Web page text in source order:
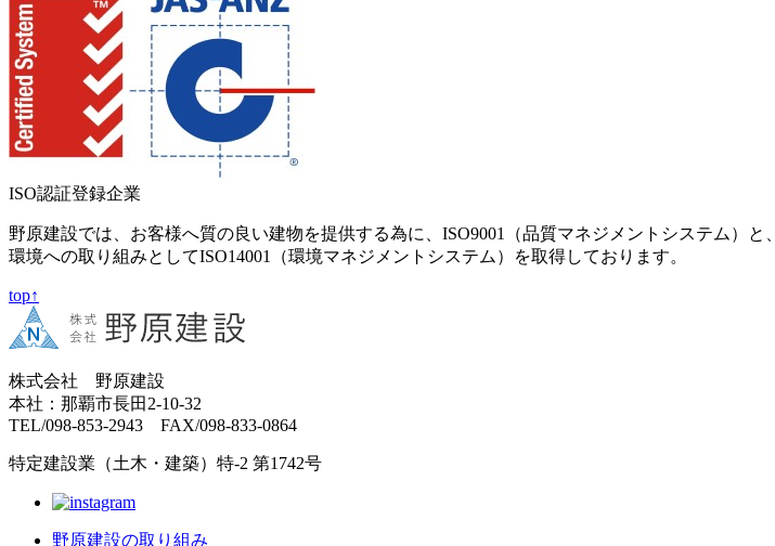
ISO認証登録企業
野原建設では、お客様へ質の良い建物を提供する為に、ISO9001（品質マネジメントシステム）と、
環境への取り組みとしてISO14001（環境マネジメントシステム）を取得しております。
top↑
株式会社 野原建設
本社：那覇市長田2-10-32
TEL/098-853-2943 FAX/098-833-0864
特定建設業（土木・建築）特-2 第1742号
野原建設の取り組み